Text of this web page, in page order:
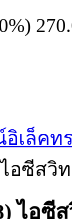
เล็คท
อซีสวิ
ไอซี